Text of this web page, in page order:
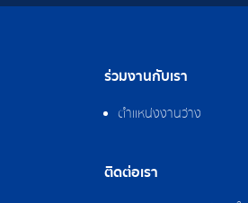
ร่วมงานกับเรา
ตำแหน่งงานว่าง
ติดต่อเรา